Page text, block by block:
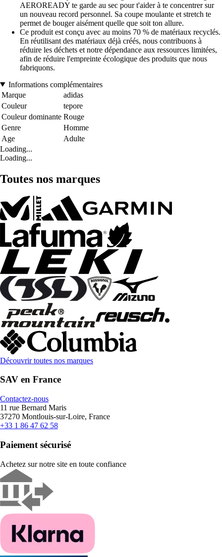
AEROREADY te garde au sec pour t'aider à te concentrer sur
un nouveau record personnel. Sa coupe moulante et stretch te
permet de bouger aisément quelle que soit ton allure.
Ce produit est conçu avec au moins 70 % de matériaux recyclés.
En réutilisant des matériaux déjà créés, nous contribuons à
réduire les déchets et notre dépendance aux ressources limitées,
afin de réduire l'empreinte écologique des produits que nous
fabriquons.
Informations complémentaires
Marque
adidas
Couleur
tepore
Couleur dominante Rouge
Genre
Homme
Age
Adulte
Loading...
Loading...
Toutes nos marques
Découvrir toutes nos marques
SAV en France
Contactez-nous
11 rue Bernard Maris
37270 Montlouis-sur-Loire, France
+33 1 86 47 62 58
Paiement sécurisé
Achetez sur notre site en toute confiance